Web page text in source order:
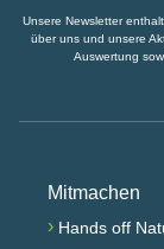
Unsere Newsletter
über uns und unsere
Auswertung
Mitmachen
› Hands off